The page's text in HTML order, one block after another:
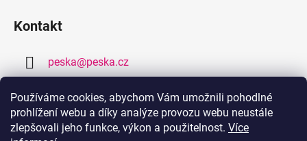
Používáme cookies, abychom Vám umožnili pohodlné
prohlížení webu a díky analýze provozu webu neustále
zlepšovali jeho funkce, výkon a použitelnost. Více
Kontakt
peska@peska.cz
377 259 632
778 459 632